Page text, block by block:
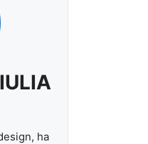
ha